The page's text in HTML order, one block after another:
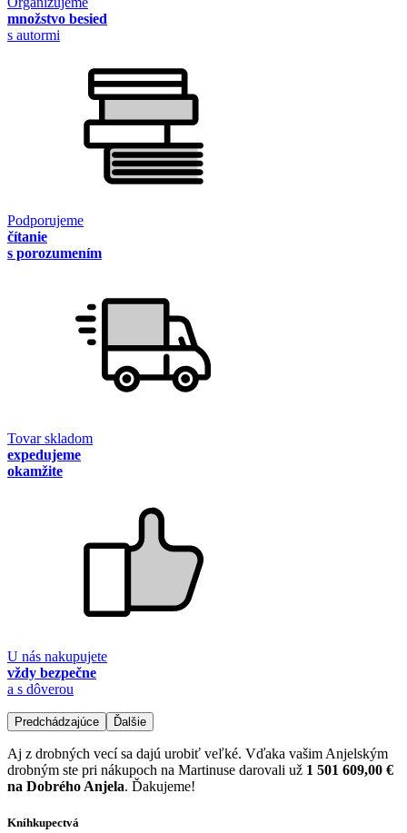
množstvo besied
s autormi
Podporujeme
čítanie
s porozumením
Tovar skladom
expedujeme
okamžite
U nás nakupujete
vždy bezpečne
a s dôverou
Predchádzajúce Ďalšie
Aj z drobných vecí sa dajú urobiť veľké. Vďaka vašim Anjelským
drobným ste pri nákupoch na Martinuse darovali už 1 501 609,00 €
na Dobrého Anjela. Ďakujeme!
Kníhkupectvá